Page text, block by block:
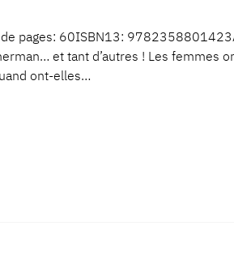
pages: 60ISBN13:
et tant d’autres ! Les
ont-elles…